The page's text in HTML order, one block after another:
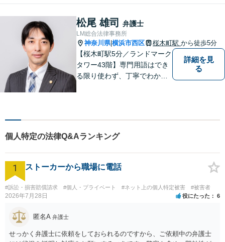
松尾 雄司 弁護士
LM総合法律事務所
神奈川県|横浜市西区 桜木町駅 から徒歩5分
【桜木町駅5分／ランドマーク
タワー43階】専門用語はでき
る限り使わず、丁寧でわかり
誠心誠意対応いたします。
【初回相談45分無料】【完全
個室で対応】
詳細を見
る
個人特定の法律Q&Aランキング
1 ストーカーから職場に電話
#訴訟・損害賠償請求 #個人・プライベート #ネット上の個人特定被害 #被害者
2026年7月28日 役にたった 6
匿名A 弁護士
せっかく弁護士に依頼をしておられるのですから、ご依頼中の弁護士